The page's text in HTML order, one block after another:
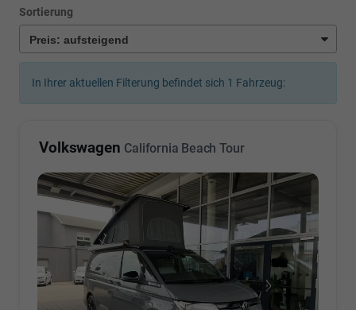
Sortierung
In Ihrer aktuellen Filterung befindet sich 1 Fahrzeug:
Volkswagen California Beach Tour